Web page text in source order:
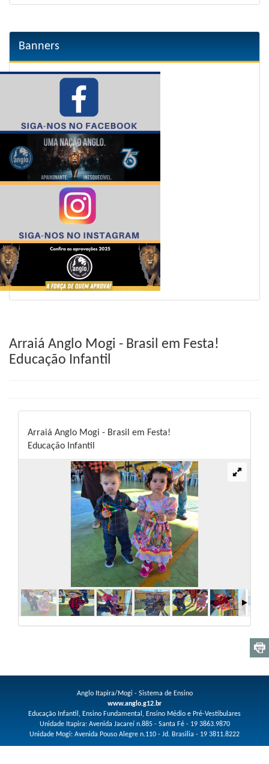
Banners
Arraiá Anglo Mogi - Brasil em Festa!
Educação Infantil
Arraiá Anglo Mogi - Brasil em Festa!
Educação Infantil
Anglo Itapira/Mogi - Sistema de Ensino
www.anglo.g12.br
Educação Infantil, Ensino Fundamental, Ensino Médio e Pré-Vestibulares
Unidade Itapira: Avenida Jacareí n.885 - Santa Fé - 19 3863.9870
Unidade Mogi: Avenida Pouso Alegre n.110 - Jd. Brasilia - 19 3811.8222